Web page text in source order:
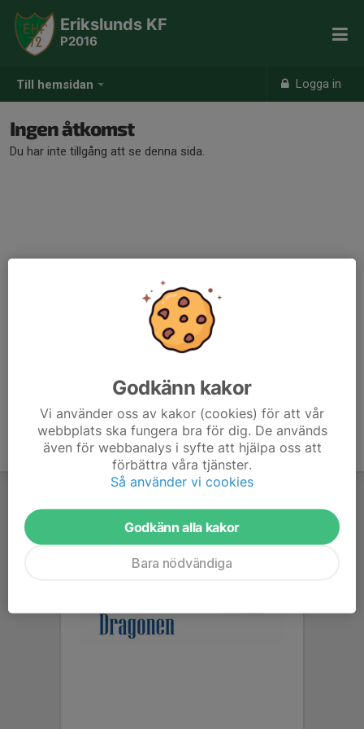
Till hemsidan Logga in
Erikslunds KF
P2016
Ingen åtkomst
Du har inte tillgång att se denna sida.
Godkänn kakor
Vi använder oss av kakor (cookies) för att vår
webbplats ska fungera bra för dig. De används
även för webbanalys i syfte att hjälpa oss att
förbättra våra tjänster.
Så använder vi cookies
Godkänn alla kakor
Bara nödvändiga